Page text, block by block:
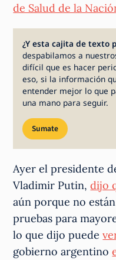
de Salud de la
¿Y esta cajita de texto
despabilamos a
difícil que es hacer
eso, si la información
entender mejor lo que
una mano para seguir.
Sumate
Ayer el presidente
Vladimir Putin,dijo
aún porque no
pruebas para
lo que dijo puede
gobierno argentino